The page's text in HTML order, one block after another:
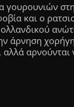
γουρουνιών
και ο
άρνηση
αλλά